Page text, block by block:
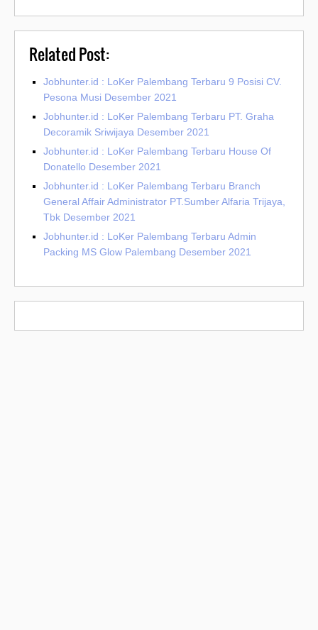
Related Post:
Jobhunter.id : LoKer Palembang Terbaru 9 Posisi CV.
Pesona Musi Desember 2021
Jobhunter.id : LoKer Palembang Terbaru PT. Graha
Decoramik Sriwijaya Desember 2021
Jobhunter.id : LoKer Palembang Terbaru House Of
Donatello Desember 2021
Jobhunter.id : LoKer Palembang Terbaru Branch
General Affair Administrator PT.Sumber Alfaria Trijaya,
Tbk Desember 2021
Jobhunter.id : LoKer Palembang Terbaru Admin
Packing MS Glow Palembang Desember 2021